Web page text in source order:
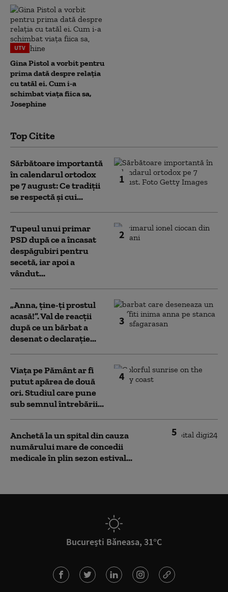
UTV
Gina Pistol a vorbit pentru
prima dată despre relația
cu tatăl ei. Cum i-a
schimbat viața fiica sa,
Josephine
Top Citite
1
Sărbătoare importantă
în calendarul ortodox
pe 7 august: Ce tradiții
se respectă și cui...
2
Tupeul unui primar
PSD după ce a încasat
despăgubiri pentru
secetă, iar apoi a
vândut...
3
„Anna, ţine-ţi prostul
acasă!”. Val de reacții
după ce un bărbat a
desenat o declarație...
4
Viața pe Pământ ar fi
putut apărea de două
ori. Studiul care pune
sub semnul întrebării...
5
Anchetă la un spital din cauza
numărului mare de concedii
medicale în plin sezon estival...
București Băneasa, 31°C